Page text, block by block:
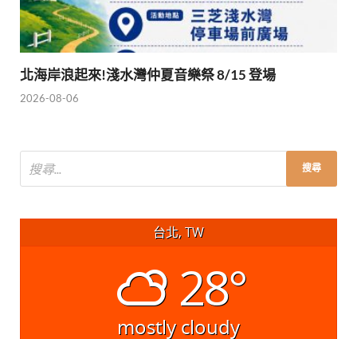
北海岸浪起來!淺水灣仲夏音樂祭 8/15 登場
2026-08-06
台北, TW
28°
mostly cloudy